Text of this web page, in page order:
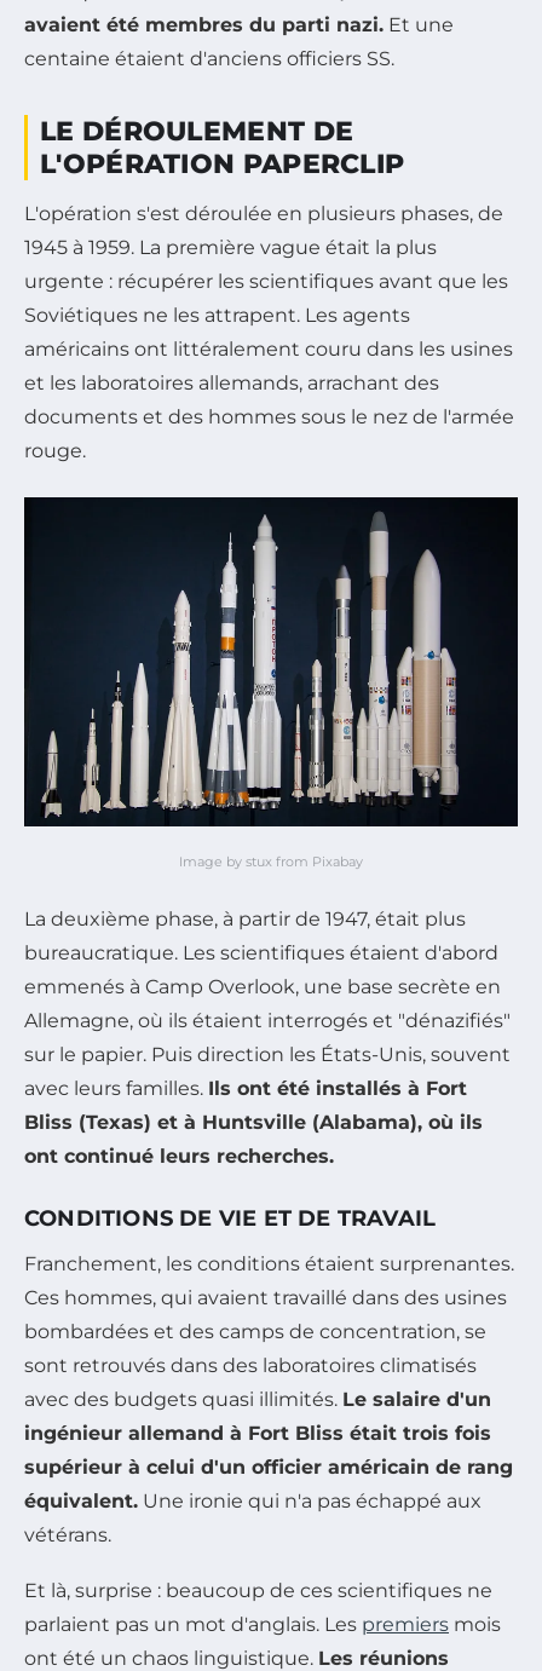
avaient été membres du parti nazi. Et une
centaine étaient d'anciens officiers SS.
LE DÉROULEMENT DE
L'OPÉRATION PAPERCLIP
L'opération s'est déroulée en plusieurs phases, de
1945 à 1959. La première vague était la plus
urgente : récupérer les scientifiques avant que les
Soviétiques ne les attrapent. Les agents
américains ont littéralement couru dans les usines
et les laboratoires allemands, arrachant des
documents et des hommes sous le nez de l'armée
rouge.
Image by stux from Pixabay
La deuxième phase, à partir de 1947, était plus
bureaucratique. Les scientifiques étaient d'abord
emmenés à Camp Overlook, une base secrète en
Allemagne, où ils étaient interrogés et "dénazifiés"
sur le papier. Puis direction les États-Unis, souvent
avec leurs familles. Ils ont été installés à Fort
Bliss (Texas) et à Huntsville (Alabama), où ils
ont continué leurs recherches.
CONDITIONS DE VIE ET DE TRAVAIL
Franchement, les conditions étaient surprenantes.
Ces hommes, qui avaient travaillé dans des usines
bombardées et des camps de concentration, se
sont retrouvés dans des laboratoires climatisés
avec des budgets quasi illimités. Le salaire d'un
ingénieur allemand à Fort Bliss était trois fois
supérieur à celui d'un officier américain de rang
équivalent. Une ironie qui n'a pas échappé aux
vétérans.
Et là, surprise : beaucoup de ces scientifiques ne
parlaient pas un mot d'anglais. Les premiers mois
ont été un chaos linguistique. Les réunions